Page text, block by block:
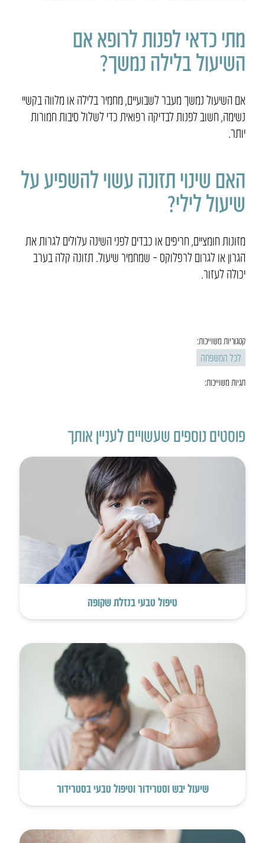
מתי כדאי לפנות לרופא אם
השיעול בלילה נמשך?
אם השיעול נמשך מעבר לשבועיים, מחמיר בלילה או מלווה בקשיי
נשימה, חשוב לפנות לבדיקה רפואית כדי לשלול סיבות חמורות
יותר.
האם שינוי תזונה עשוי להשפיע על
שיעול לילי?
מזונות חומציים, חריפים או כבדים לפני השינה עלולים לגרות את
הגרון או לגרום לרפלוקס – שמחמיר שיעול. תזונה קלה בערב
יכולה לעזור.
קטגוריות משוייכות:
לכל המשפחה
תגיות משוייכות:
פוסטים נוספים שעשויים לעניין אותך
טיפול טבעי בנזלת שקופה
שיעול יבש וסטרידור וטיפול טבעי בסטרידור